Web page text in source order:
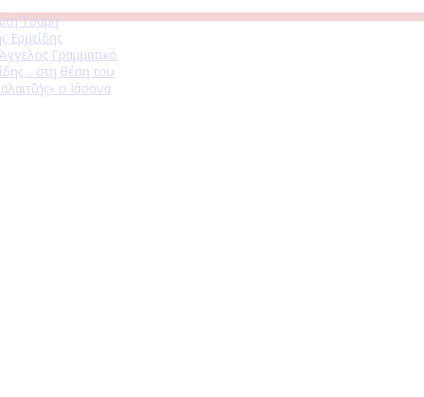
Τσάμη
Ερμείδης
Γραμματικό
στη θέση του
ο Ιάσονα